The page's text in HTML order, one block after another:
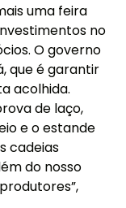
uma feira
no
O governo
que é garantir
acolhida.
de laço,
e o estande
cadeias
do nosso